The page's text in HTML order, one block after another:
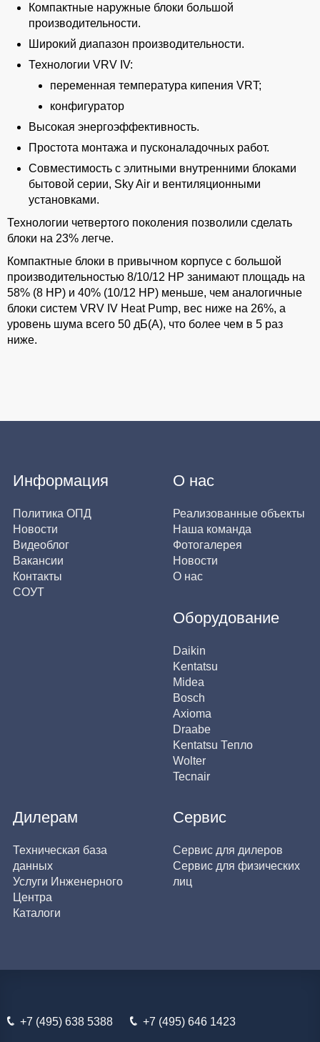
Компактные наружные блоки большой
производительности.
Широкий диапазон производительности.
Технологии VRV IV:
переменная температура кипения VRT;
конфигуратор
Высокая энергоэффективность.
Простота монтажа и пусконаладочных работ.
Совместимость с элитными внутренними блоками
бытовой серии, Sky Air и вентиляционными
установками.
Технологии четвертого поколения позволили сделать
блоки на 23% легче.
Компактные блоки в привычном корпусе с большой
производительностью 8/10/12 HP занимают площадь на
58% (8 HP) и 40% (10/12 HP) меньше, чем аналогичные
блоки систем VRV IV Heat Pump, вес ниже на 26%, а
уровень шума всего 50 дБ(А), что более чем в 5 раз
ниже.
Информация
Политика ОПД
Новости
Видеоблог
Вакансии
Контакты
СОУТ
О нас
Реализованные объекты
Наша команда
Фотогалерея
Новости
О нас
Оборудование
Daikin
Kentatsu
Midea
Bosch
Axioma
Draabe
Kentatsu Тепло
Wolter
Tecnair
Дилерам
Техническая база
данных
Услуги Инженерного
Центра
Каталоги
Сервис
Сервис для дилеров
Сервис для физических
лиц
+7 (495) 638 5388 +7 (495) 646 1423